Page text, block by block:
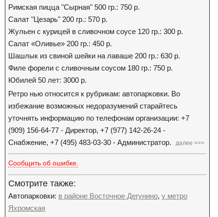
Римская пицца "Сырная" 500 гр.: 750 р.
Салат "Цезарь" 200 гр.: 570 р.
Жульен с курицей в сливочном соусе 120 гр.: 300 р.
Салат «Оливье» 200 гр.: 450 р.
Шашлык из свиной шейки на лаваше 200 гр.: 630 р.
Филе форели с сливочным соусом 180 гр.: 750 р.
Юбилей 50 лет: 3000 р.
Ретро нью относится к рубрикам: автопарковки. Во
избежание возможных недоразумений старайтесь
уточнять информацию по телефонам организации: +7
(909) 156-64-77 - Директор, +7 (977) 142-26-24 -
Снабжение, +7 (495) 483-03-30 - Администратор.
далее >>>
Сообщить об ошибке.
Смотрите также:
Автопарковки: в районе Восточное Дегунино, у метро
Яхромская